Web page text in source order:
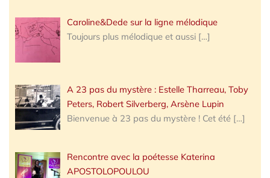
Caroline&Dede sur la ligne mélodique
Toujours plus mélodique et aussi […]
A 23 pas du mystère : Estelle Tharreau, Toby
Peters, Robert Silverberg, Arsène Lupin
Bienvenue à 23 pas du mystère ! Cet été […]
Rencontre avec la poétesse Katerina
APOSTOLOPOULOU